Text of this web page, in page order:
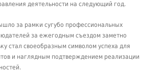
деятельности на следующий год.
за рамки сугубо профессиональных
за ежегодным съездом заметно
стал своеобразным символом успеха для
и наглядным подтверждением реализации